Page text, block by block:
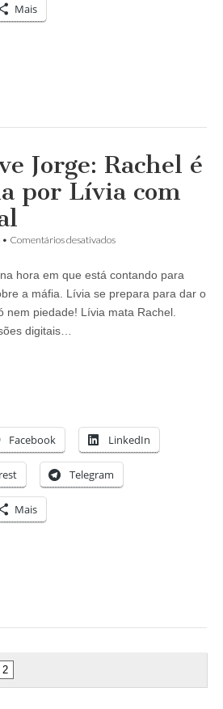
Mais
Jorge: Rachel é
por Lívia com
• Comentários desativadosem
Jorge:
Rachel
assassinada
hora em que está contando para
a máfia. Lívia se prepara para dar o
nem piedade! Lívia mata Rachel.
digitais…
Facebook LinkedIn
Telegram
Mais
2